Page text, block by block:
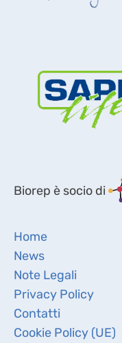
Biorep è socio di
Home
News
Note Legali
Privacy Policy
Contatti
Cookie Policy (UE)